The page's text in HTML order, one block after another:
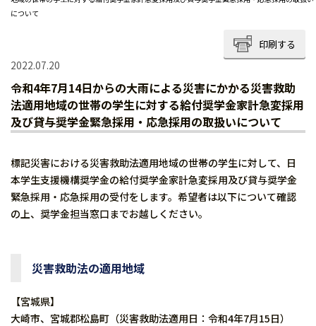
について
印刷する
2022.07.20
令和4年7月14日からの大雨による災害にかかる災害救助
法適用地域の世帯の学生に対する給付奨学金家計急変採用
及び貸与奨学金緊急採用・応急採用の取扱いについて
標記災害における災害救助法適用地域の世帯の学生に対して、日
本学生支援機構奨学金の給付奨学金家計急変採用及び貸与奨学金
緊急採用・応急採用の受付をします。希望者は以下について確認
の上、奨学金担当窓口までお越しください。
災害救助法の適用地域
【宮城県】
大崎市、宮城郡松島町（災害救助法適用日 ：令和4年7月15日）